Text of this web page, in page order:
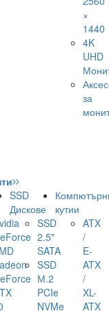
×
1440
4K
UHD
за
SSD
Дискове
SSD
2.5"
SATA
SSD
М.2
PCIe
NVMe
кутии
ATX
/
E-
ATX
/
XL-
ATX